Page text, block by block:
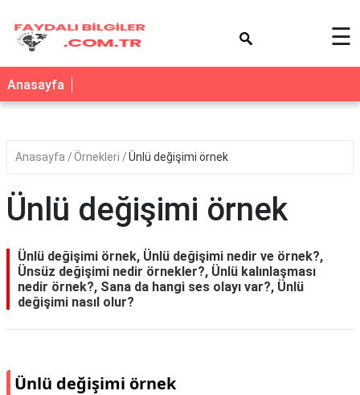
☰
Anasayfa
Anasayfa Örnekleri Ünlü değişimi örnek
Ünlü değişimi örnek
Ünlü değişimi örnek, Ünlü değişimi nedir ve örnek?,
Ünsüz değişimi nedir örnekler?, Ünlü kalınlaşması
nedir örnek?, Sana da hangi ses olayı var?, Ünlü
değişimi nasıl olur?
Ünlü değişimi örnek